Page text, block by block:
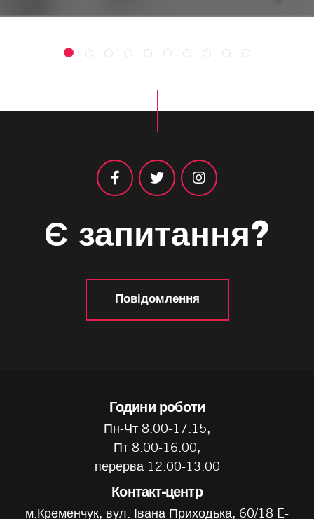
Є запитання?
Повідомлення
Години роботи
Пн-Чт 8.00-17.15,
Пт 8.00-16.00,
перерва 12.00-13.00
Контакт-центр
м.Кременчук, вул. Івана Приходька, 60/18 E-